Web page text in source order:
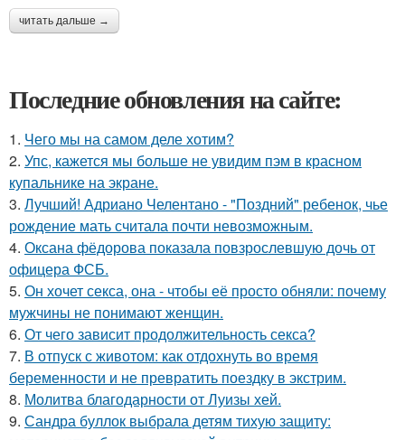
читать дальше →
Последние обновления на сайте:
1. Чего мы на самом деле хотим?
2. Упс, кажется мы больше не увидим пэм в красном
купальнике на экране.
3. Лучший! Адриано Челентано - "Поздний" ребенок, чье
рождение мать считала почти невозможным.
4. Оксана фёдорова показала повзрослевшую дочь от
офицера ФСБ.
5. Он хочет секса, она - чтобы её просто обняли: почему
мужчины не понимают женщин.
6. От чего зависит продолжительность секса?
7. В отпуск с животом: как отдохнуть во время
беременности и не превратить поездку в экстрим.
8. Молитва благодарности от Луизы хей.
9. Сандра буллок выбрала детям тихую защиту: